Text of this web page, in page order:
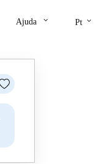
Ajuda keyboard_arrow_down Pt keyboard_arrow_down